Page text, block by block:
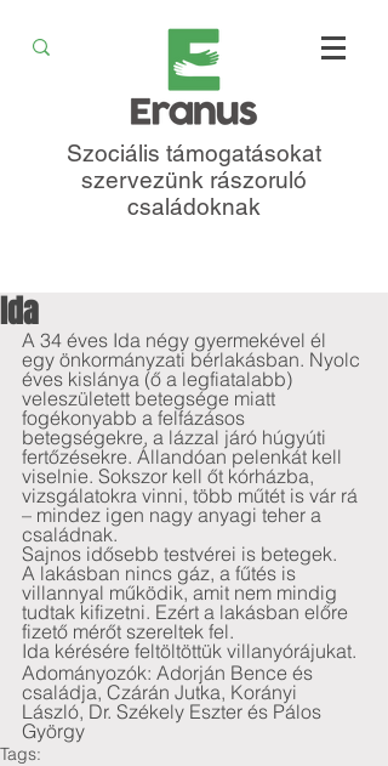
Szociális támogatásokat
szervezünk rászoruló
családoknak
Ida
A 34 éves Ida négy gyermekével él
egy önkormányzati bérlakásban. Nyolc
éves kislánya (ő a legfiatalabb)
veleszületett betegsége miatt
fogékonyabb a felfázásos
betegségekre, a lázzal járó húgyúti
fertőzésekre. Állandóan pelenkát kell
viselnie. Sokszor kell őt kórházba,
vizsgálatokra vinni, több műtét is vár rá
– mindez igen nagy anyagi teher a
családnak.
Sajnos idősebb testvérei is betegek.
A lakásban nincs gáz, a fűtés is
villannyal működik, amit nem mindig
tudtak kifizetni. Ezért a lakásban előre
fizető mérőt szereltek fel.
Ida kérésére feltöltöttük villanyórájukat.
Adományozók: Adorján Bence és
családja, Czárán Jutka, Korányi
László, Dr. Székely Eszter és Pálos
György
Tags: